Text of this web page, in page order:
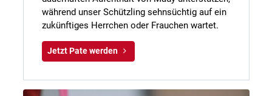
während unser Schützling sehnsüchtig auf ein
zukünftiges Herrchen oder Frauchen wartet.
Jetzt Pate werden